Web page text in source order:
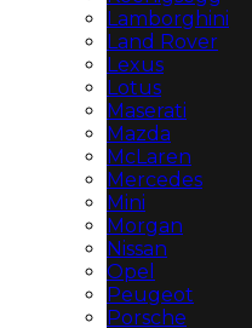
Lamborghini
Land Rover
Lexus
Lotus
Maserati
Mazda
McLaren
Mercedes
Mini
Morgan
Nissan
Opel
Peugeot
Porsche